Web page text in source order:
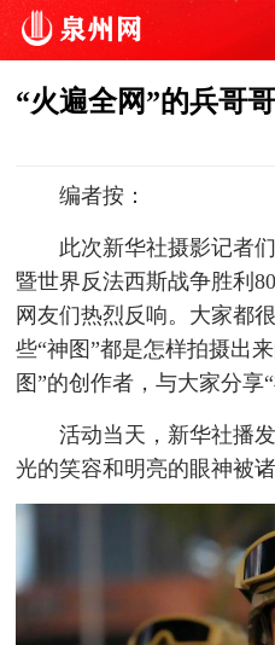
“火遍全网”的兵哥
编者按：
此次新华社摄影记者
暨世界反法西斯战争胜利
网友们热烈反响。大家都
些“神图”都是怎样拍摄出
图”的创作者，与大家分享
活动当天，新华社播
光的笑容和明亮的眼神被